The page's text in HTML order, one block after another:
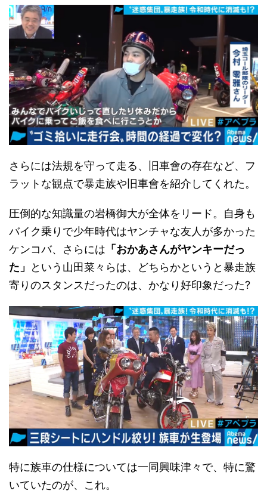
さらには法規を守って走る、旧車會の存在など、フ
ラットな観点で暴走族や旧車會を紹介してくれた。
圧倒的な知識量の岩橋御大が全体をリード。自身も
バイク乗りで少年時代はヤンチャな友人が多かった
ケンコバ、さらには 「おかあさんがヤンキーだっ
た」
という山田菜々らは、どちらかというと暴走族
寄りのスタンスだったのは、かなり好印象だった?
特に族車の仕様については一同興味津々で、特に驚
いていたのが、これ。